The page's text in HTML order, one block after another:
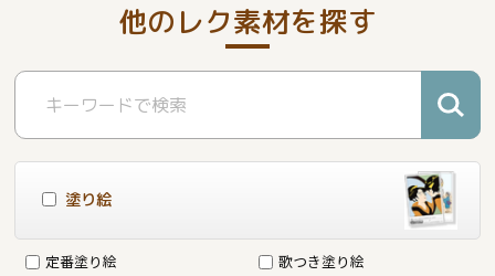
他のレク素材を探す
塗り絵
定番塗り絵
歌つき塗り絵